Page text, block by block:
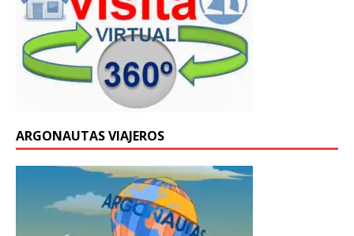
ARGONAUTAS VIAJEROS